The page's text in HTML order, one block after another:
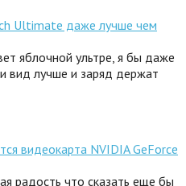
Ultimate даже лучше чем
яблочной ультре, я бы даже
вид лучше и заряд держат
видеокарта NVIDIA GeForce
радость что сказать еще бы